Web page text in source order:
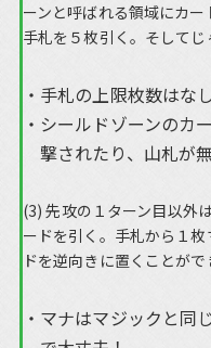
ーンと呼ばれる領域にカ
手札を５枚引く。そしてじ
手札の上限枚数はな
シールドゾーンのカ
撃されたり、山札が
(3) 先攻の１ターン目以外
ードを引く。手札から１
ドを逆向きに置くことがで
マナはマジックと同